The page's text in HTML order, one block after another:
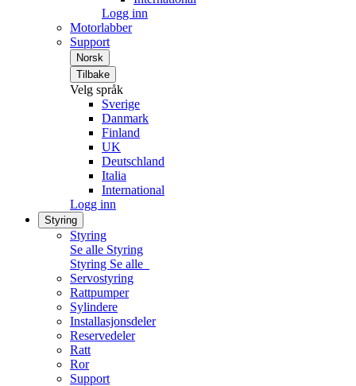
Logg inn
Motorlabber
Support
Norsk
Tilbake
Velg språk
Sverige
Danmark
Finland
UK
Deutschland
Italia
International
Logg inn
Styring
Styring
Se alle Styring
Styring Se alle
Servostyring
Rattpumper
Sylindere
Installasjonsdeler
Reservedeler
Ratt
Ror
Support